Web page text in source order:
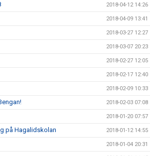
2018-04-12 14:26
2018-04-09 13:41
2018-03-27 12:27
2018-03-07 20:23
2018-02-27 12:05
2018-02-17 12:40
2018-02-09 10:33
2018-02-03 07:08
2018-01-20 07:57
på Hagalidskolan 2018-01-12 14:55
2018-01-04 20:31